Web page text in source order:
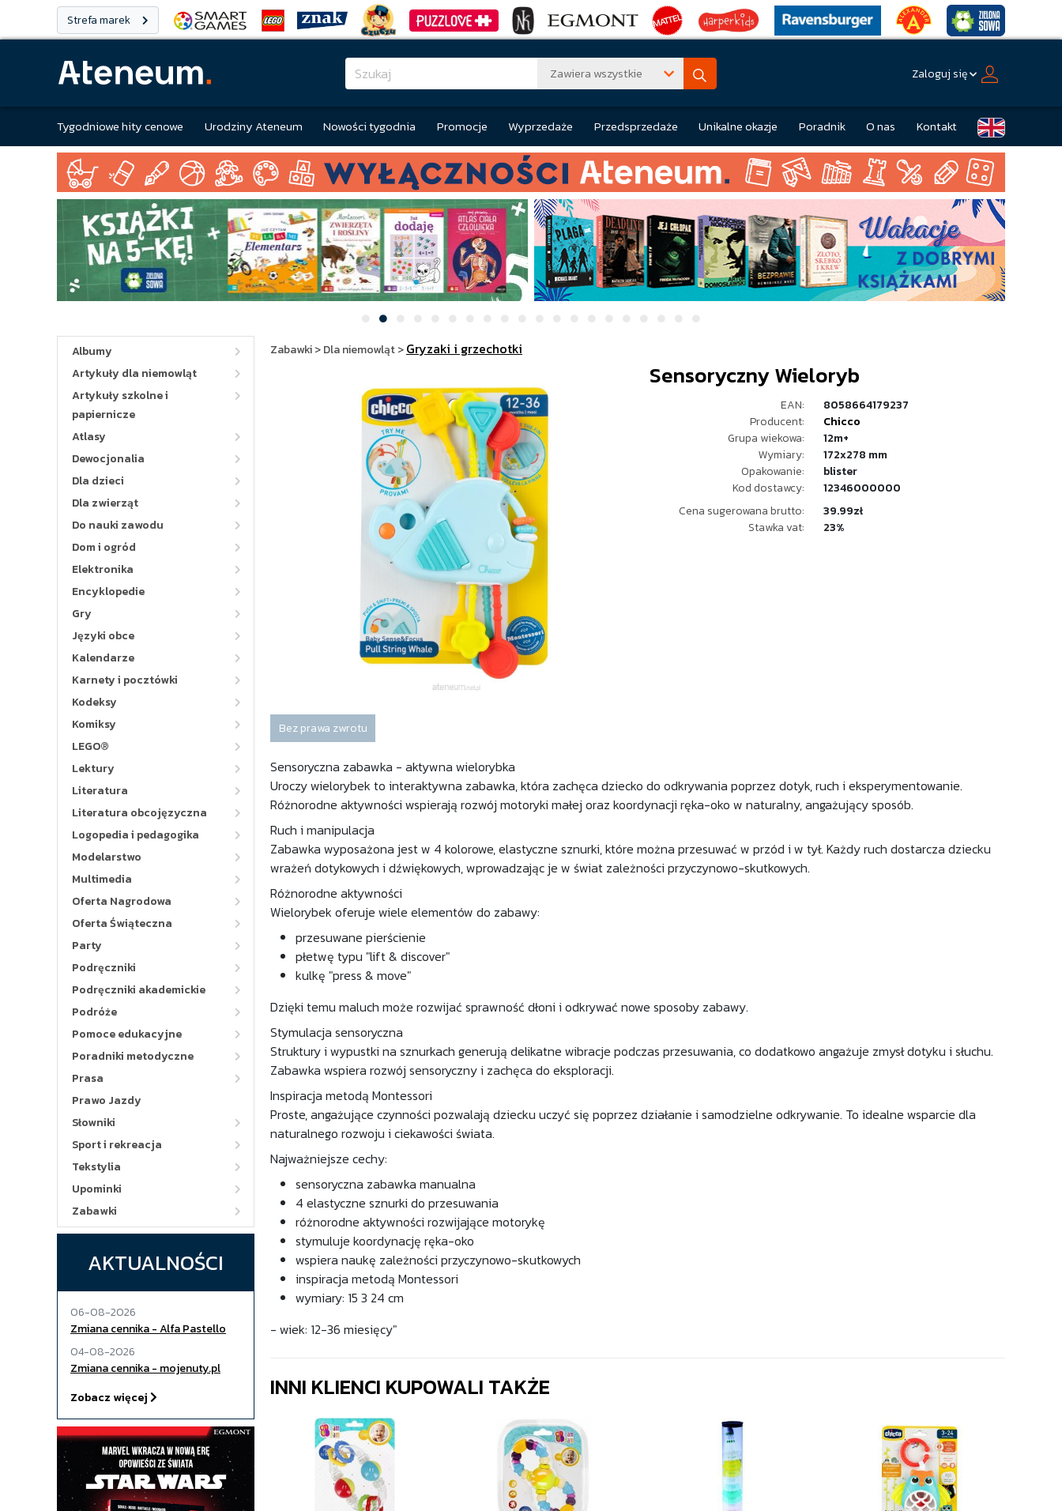
Strefa marek
Zawiera wszystkie Zaloguj się
Tygodniowe hity cenowe Urodziny Ateneum Nowości tygodnia Promocje Wyprzedaże Przedsprzedaże Unikalne okazje Poradnik O nas Kontakt
Albumy
Artykuły dla niemowląt
Artykuły szkolne i
papiernicze
Atlasy
Dewocjonalia
Dla dzieci
Dla zwierząt
Do nauki zawodu
Dom i ogród
Elektronika
Encyklopedie
Gry
Języki obce
Kalendarze
Karnety i pocztówki
Kodeksy
Komiksy
LEGO®
Lektury
Literatura
Literatura obcojęzyczna
Logopedia i pedagogika
Modelarstwo
Multimedia
Oferta Nagrodowa
Oferta Świąteczna
Party
Podręczniki
Podręczniki akademickie
Podróże
Pomoce edukacyjne
Poradniki metodyczne
Prasa
Prawo Jazdy
Słowniki
Sport i rekreacja
Tekstylia
Upominki
Zabawki
AKTUALNOŚCI
06-08-2026
Zmiana cennika - Alfa Pastello
04-08-2026
Zmiana cennika - mojenuty.pl
Zobacz więcej
Zabawki>Dla niemowląt>Gryzaki i grzechotki
Sensoryczny Wieloryb
EAN:
8058664179237
Producent:
Chicco
Grupa wiekowa:
12m+
Wymiary:
172x278 mm
Opakowanie:
blister
Kod dostawcy:
12346000000
Cena sugerowana brutto:
39.99zł
Stawka vat:
23%
Bez prawa zwrotu
Sensoryczna zabawka - aktywna wielorybka
Uroczy wielorybek to interaktywna zabawka, która zachęca dziecko do odkrywania poprzez dotyk, ruch i eksperymentowanie.
Różnorodne aktywności wspierają rozwój motoryki małej oraz koordynacji ręka-oko w naturalny, angażujący sposób.
Ruch i manipulacja
Zabawka wyposażona jest w 4 kolorowe, elastyczne sznurki, które można przesuwać w przód i w tył. Każdy ruch dostarcza dziecku
wrażeń dotykowych i dźwiękowych, wprowadzając je w świat zależności przyczynowo-skutkowych.
Różnorodne aktywności
Wielorybek oferuje wiele elementów do zabawy:
przesuwane pierścienie
płetwę typu "lift & discover"
kulkę "press & move"
Dzięki temu maluch może rozwijać sprawność dłoni i odkrywać nowe sposoby zabawy.
Stymulacja sensoryczna
Struktury i wypustki na sznurkach generują delikatne wibracje podczas przesuwania, co dodatkowo angażuje zmysł dotyku i słuchu.
Zabawka wspiera rozwój sensoryczny i zachęca do eksploracji.
Inspiracja metodą Montessori
Proste, angażujące czynności pozwalają dziecku uczyć się poprzez działanie i samodzielne odkrywanie. To idealne wsparcie dla
naturalnego rozwoju i ciekawości świata.
Najważniejsze cechy:
sensoryczna zabawka manualna
4 elastyczne sznurki do przesuwania
różnorodne aktywności rozwijające motorykę
stymuluje koordynację ręka-oko
wspiera naukę zależności przyczynowo-skutkowych
inspiracja metodą Montessori
wymiary: 15 3 24 cm
- wiek: 12-36 miesięcy"
INNI KLIENCI KUPOWALI TAKŻE